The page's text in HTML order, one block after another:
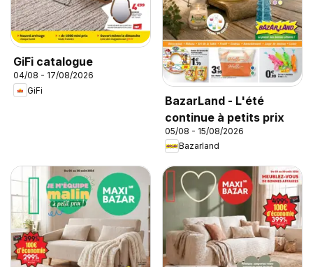
GiFi catalogue
04/08 - 17/08/2026
GiFi
BazarLand - L'été
continue à petits prix
05/08 - 15/08/2026
Bazarland